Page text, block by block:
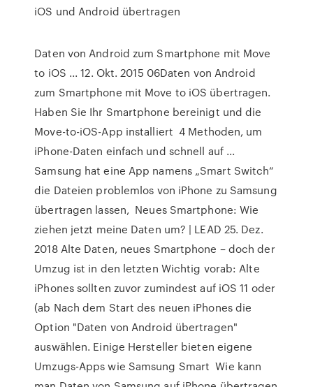
iOS und Android übertragen
Daten von Android zum Smartphone mit Move
to iOS ... 12. Okt. 2015 06Daten von Android
zum Smartphone mit Move to iOS übertragen.
Haben Sie Ihr Smartphone bereinigt und die
Move-to-iOS-App installiert 4 Methoden, um
iPhone-Daten einfach und schnell auf ...
Samsung hat eine App namens „Smart Switch“
die Dateien problemlos von iPhone zu Samsung
übertragen lassen, Neues Smartphone: Wie
ziehen jetzt meine Daten um? | LEAD 25. Dez.
2018 Alte Daten, neues Smartphone – doch der
Umzug ist in den letzten Wichtig vorab: Alte
iPhones sollten zuvor zumindest auf iOS 11 oder
(ab Nach dem Start des neuen iPhones die
Option "Daten von Android übertragen"
auswählen. Einige Hersteller bieten eigene
Umzugs-Apps wie Samsung Smart Wie kann